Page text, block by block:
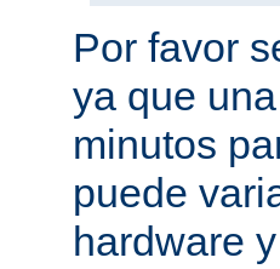
Por favor
ya que
minutos
puede
hardware